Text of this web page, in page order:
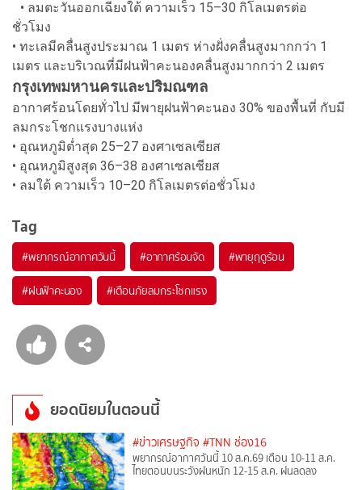
• ลมตะวันออกเฉียงใต้ ความเร็ว 15–30 กิโลเมตรต่อ
ชั่วโมง
• ทะเลมีคลื่นสูงประมาณ 1 เมตร ห่างฝั่งคลื่นสูงมากกว่า 1
เมตร และบริเวณที่มีฝนฟ้าคะนองคลื่นสูงมากกว่า 2 เมตร
กรุงเทพมหานครและปริมณฑล
อากาศร้อนโดยทั่วไป มีพายุฝนฟ้าคะนอง 30% ของพื้นที่ กับมี
ลมกระโชกแรงบางแห่ง
• อุณหภูมิต่ำสุด 25–27 องศาเซลเซียส
• อุณหภูมิสูงสุด 36–38 องศาเซลเซียส
• ลมใต้ ความเร็ว 10–20 กิโลเมตรต่อชั่วโมง
Tag
#พยากรณ์อากาศวันนี้ #อากาศร้อนจัด #พายุฤดูร้อน
#ฝนฟ้าคะนอง #เตือนภัยลมกระโชกแรง
ยอดนิยมในตอนนี้
#ข่าวเศรษฐกิจ #TNN ช่อง16
พยากรณ์อากาศวันนี้ 10 ส.ค.69 เตือน 10-11 ส.ค.
ไทยตอนบนระวังฝนหนัก 12-15 ส.ค. ฝนลดลง